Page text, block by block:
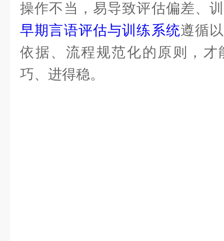
操作不当，易导致评估偏差、
早期言语评估与训练系统遵循
依据、流程规范化的原则，才
巧、进得稳。